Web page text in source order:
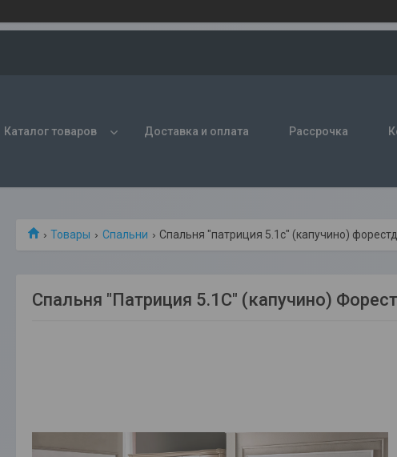
Каталог товаров Доставка и оплата Рассрочка
Товары Спальни Спальня "патриция 5.1с" (капучино)
Спальня "Патриция 5.1С" (капучино)